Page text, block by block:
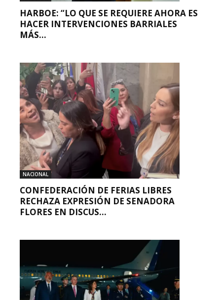
HARBOE: “LO QUE SE REQUIERE AHORA ES
HACER INTERVENCIONES BARRIALES
MÁS...
NACIONAL
CONFEDERACIÓN DE FERIAS LIBRES
RECHAZA EXPRESIÓN DE SENADORA
FLORES EN DISCUS...